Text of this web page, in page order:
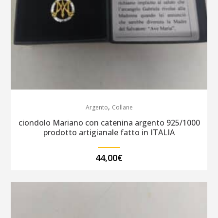
Argento, Collane
ciondolo Mariano con catenina argento 925/1000
prodotto artigianale fatto in ITALIA
44,00€